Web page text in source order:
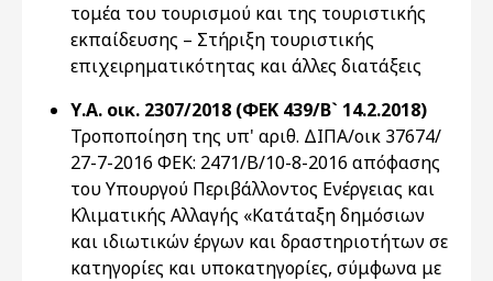
τομέα του τουρισμού και της τουριστικής
εκπαίδευσης – Στήριξη τουριστικής
επιχειρηματικότητας και άλλες διατάξεις
Υ.Α. οικ. 2307/2018 (ΦΕΚ 439/Β` 14.2.2018)
Τροποποίηση της υπ' αριθ. ΔΙΠΑ/οικ 37674/
27-7-2016 ΦΕΚ: 2471/Β/10-8-2016 απόφασης
του Υπουργού Περιβάλλοντος Ενέργειας και
Κλιματικής Αλλαγής «Κατάταξη δημόσιων
και ιδιωτικών έργων και δραστηριοτήτων σε
κατηγορίες και υποκατηγορίες, σύμφωνα με